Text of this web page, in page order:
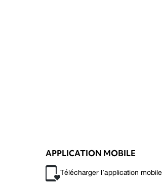
APPLICATION MOBILE
Télécharger l’application mobile